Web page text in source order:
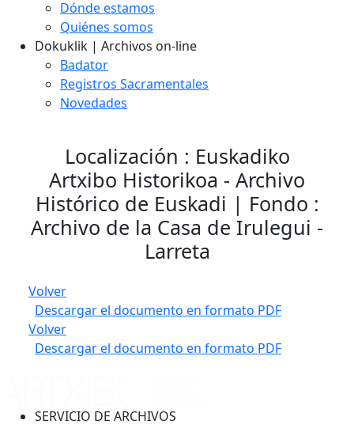
Dónde estamos
Quiénes somos
Dokuklik | Archivos on-line
Badator
Registros Sacramentales
Novedades
Localización : Euskadiko
Artxibo Historikoa - Archivo
Histórico de Euskadi | Fondo :
Archivo de la Casa de Irulegui -
Larreta
Volver
Descargar el documento en formato PDF
Volver
Descargar el documento en formato PDF
SERVICIO DE ARCHIVOS